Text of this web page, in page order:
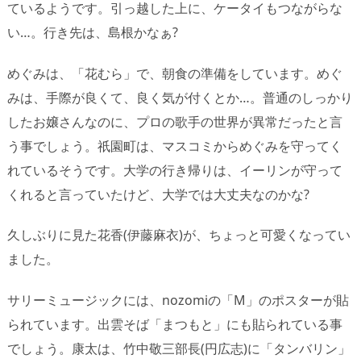
ているようです。引っ越した上に、ケータイもつながらな
い…。行き先は、島根かなぁ?
めぐみは、「花むら」で、朝食の準備をしています。めぐ
みは、手際が良くて、良く気が付くとか…。普通のしっかり
したお嬢さんなのに、プロの歌手の世界が異常だったと言
う事でしょう。祇園町は、マスコミからめぐみを守ってく
れているそうです。大学の行き帰りは、イーリンが守って
くれると言っていたけど、大学では大丈夫なのかな?
久しぶりに見た花香(伊藤麻衣)が、ちょっと可愛くなってい
ました。
サリーミュージックには、nozomiの「M」のポスターが貼
られています。出雲そば「まつもと」にも貼られている事
でしょう。康太は、竹中敬三部長(円広志)に「タンバリン」